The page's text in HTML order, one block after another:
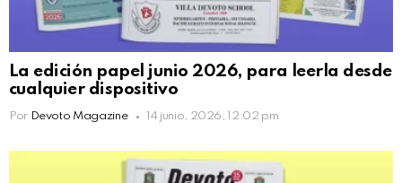
La edición papel junio 2026, para leerla desde
cualquier dispositivo
Por Devoto Magazine 14 junio, 2026, 12:02 pm